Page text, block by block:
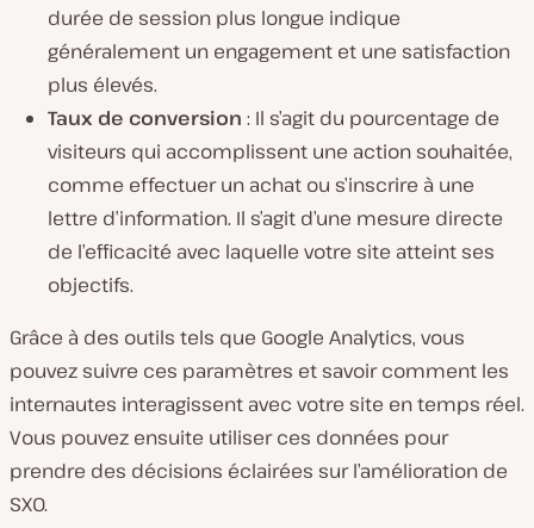
durée de session plus longue indique
généralement un engagement et une satisfaction
plus élevés.
Taux de conversion : Il s’agit du pourcentage de
visiteurs qui accomplissent une action souhaitée,
comme effectuer un achat ou s’inscrire à une
lettre d’information. Il s’agit d’une mesure directe
de l’efficacité avec laquelle votre site atteint ses
objectifs.
Grâce à des outils tels que Google Analytics, vous
pouvez suivre ces paramètres et savoir comment les
internautes interagissent avec votre site en temps réel.
Vous pouvez ensuite utiliser ces données pour
prendre des décisions éclairées sur l’amélioration de
SXO.